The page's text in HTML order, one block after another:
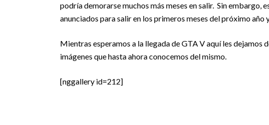
podría demorarse muchos más meses en salir. Sin embargo,
anunciados para salir en los primeros meses del próximo año
Mientras esperamos a la llegada de GTA V aquí les dejamos
imágenes que hasta ahora conocemos del mismo.
[nggallery id=212]